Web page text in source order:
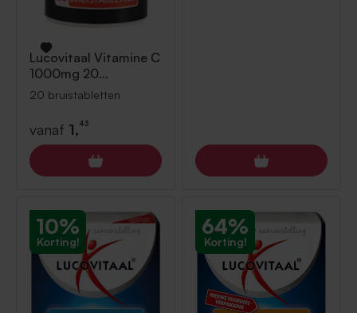
Lucovitaal Vitamine C
1000mg 20
bruistabletten
20 bruistabletten
vanaf 1,43
10%
Korting!
64%
Korting!